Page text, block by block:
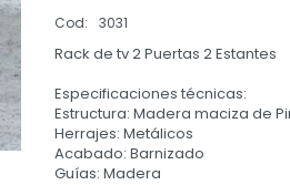
3031
Rack de tv 2 Puertas 2 Estantes
Especificaciones técnicas:
Estructura: Madera maciza de
Herrajes: Metálicos
Acabado: Barnizado
Guías: Madera